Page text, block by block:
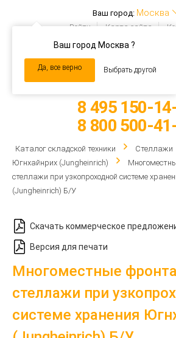
Ваш город: Москва
Ваш город Москва ?
Да, все верно Выбрать другой
Войти Карта сайта
navigation
8 495 150-
8 800 500-
Каталог складской техники Стеллажи
Югнхайнрих (Jungheinrich)
стеллажи при узкопроходной системе
(Jungheinrich) Б/У
Скачать коммерческое
Версия для печати
Многоместные
стеллажи при
системе хранения